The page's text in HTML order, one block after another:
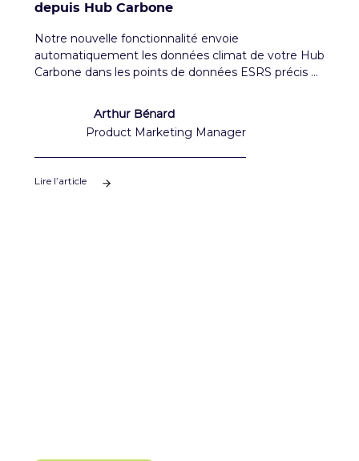
depuis Hub Carbone
Notre nouvelle fonctionnalité envoie
automatiquement les données climat de votre Hub
Carbone dans les points de données ESRS précis et
Arthur Bénard
Product Marketing Manager
Lire l’article